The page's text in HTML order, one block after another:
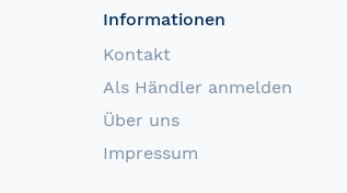
Informationen
Kontakt
Als Händler anmelden
Über uns
Impressum